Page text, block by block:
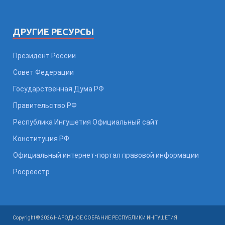
ДРУГИЕ РЕСУРСЫ
Президент России
Совет Федерации
Государственная Дума РФ
Правительство РФ
Республика Ингушетия Официальный сайт
Конституция РФ
Официальный интернет-портал правовой информации
Росреестр
Copyright © 2026 НАРОДНОЕ СОБРАНИЕ РЕСПУБЛИКИ ИНГУШЕТИЯ